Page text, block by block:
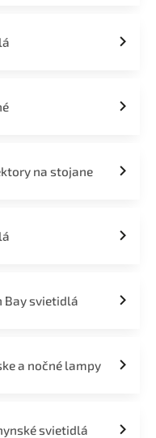
na stojane
Bay svietidlá
a nočné lampy
svietidlá